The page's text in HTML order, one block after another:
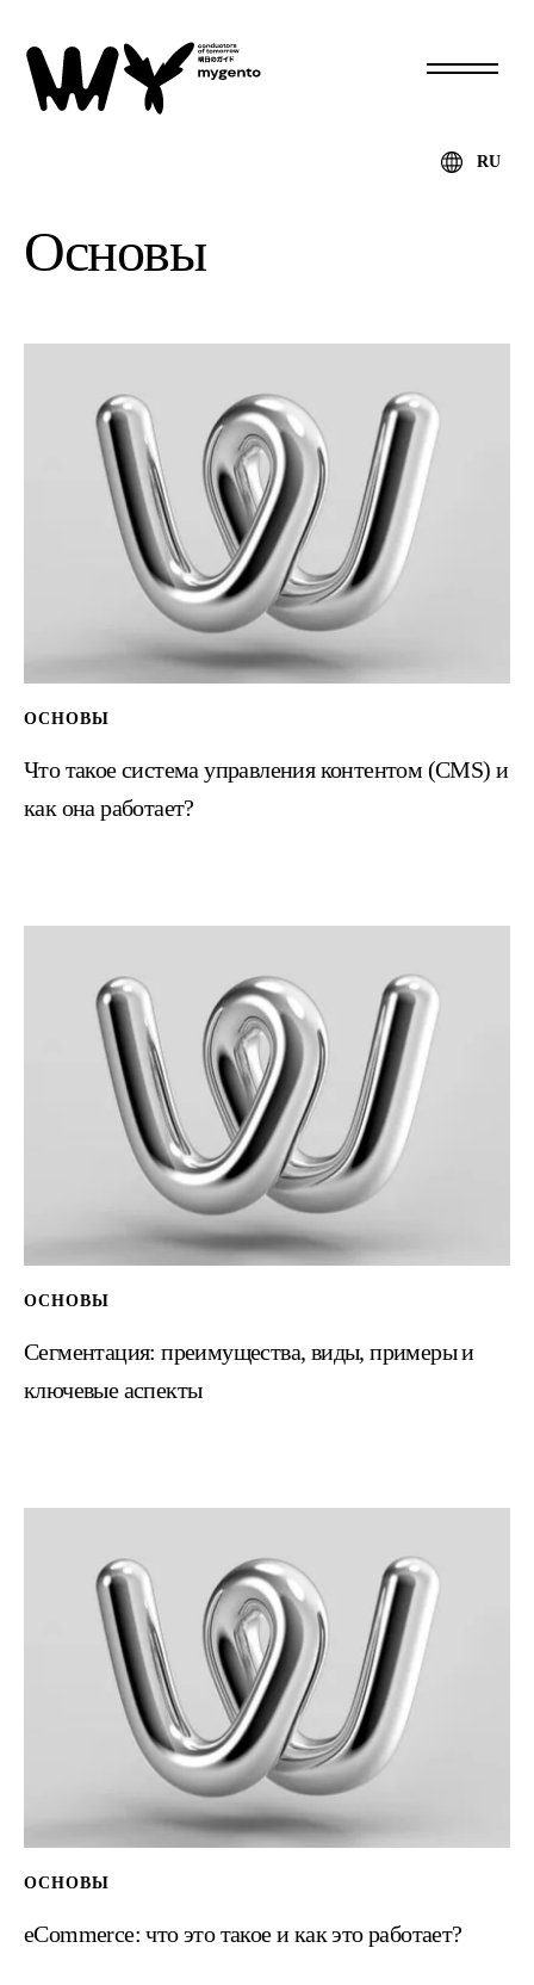
Основы
Что такое система управления контентом (CMS) и
как она работает?
Сегментация: преимущества, виды, примеры и
ключевые аспекты
eCommerce: что это такое и как это работает?
RU